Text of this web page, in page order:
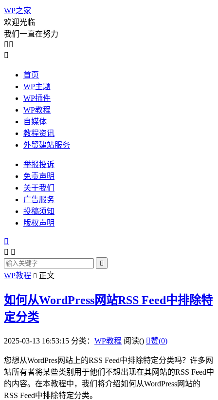
WP之家
欢迎光临
我们一直在努力
 

首页
WP主题
WP插件
WP教程
自媒体
教程资讯
外贸建站服务
举报投诉
免责声明
关于我们
广告服务
投稿须知
版权声明

 

WP教程  正文
如何从WordPress网站RSS Feed中排除特
定分类
2025-03-13 16:53:15 分类： WP教程 阅读() 赞(0)
您想从WordPres网站上的RSS Feed中排除特定分类吗？许多网
站所有者将某些类别用于他们不想出现在其网站的RSS Feed中
的内容。在本教程中，我们将介绍如何从WordPress网站的
RSS Feed中排除特定分类。